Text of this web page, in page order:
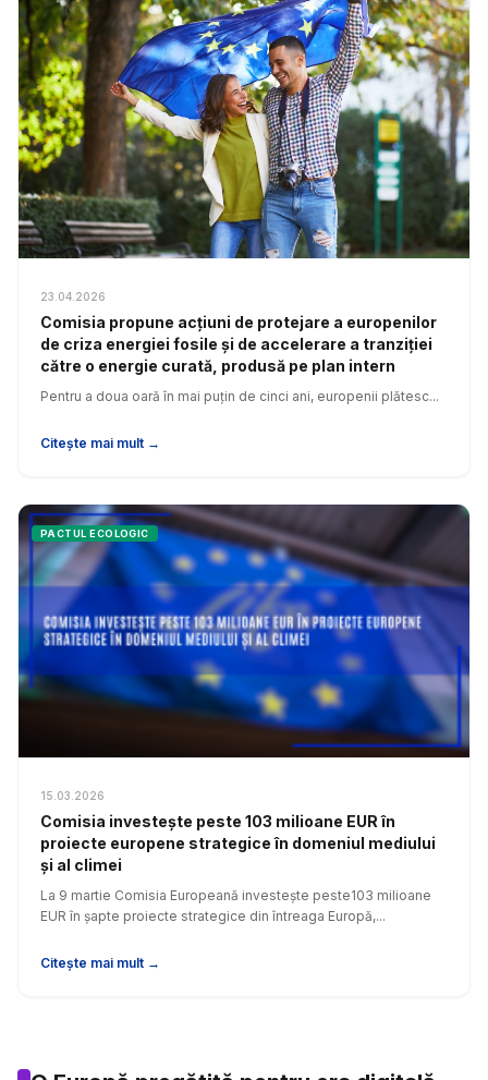
23.04.2026
Comisia propune acțiuni de protejare a europenilor
de criza energiei fosile și de accelerare a tranziției
către o energie curată, produsă pe plan intern
Pentru a doua oară în mai puțin de cinci ani, europenii plătesc...
Citește mai mult →
PACTUL ECOLOGIC
15.03.2026
Comisia investește peste 103 milioane EUR în
proiecte europene strategice în domeniul mediului
și al climei
La 9 martie Comisia Europeană investește peste103 milioane
EUR în șapte proiecte strategice din întreaga Europă,...
Citește mai mult →